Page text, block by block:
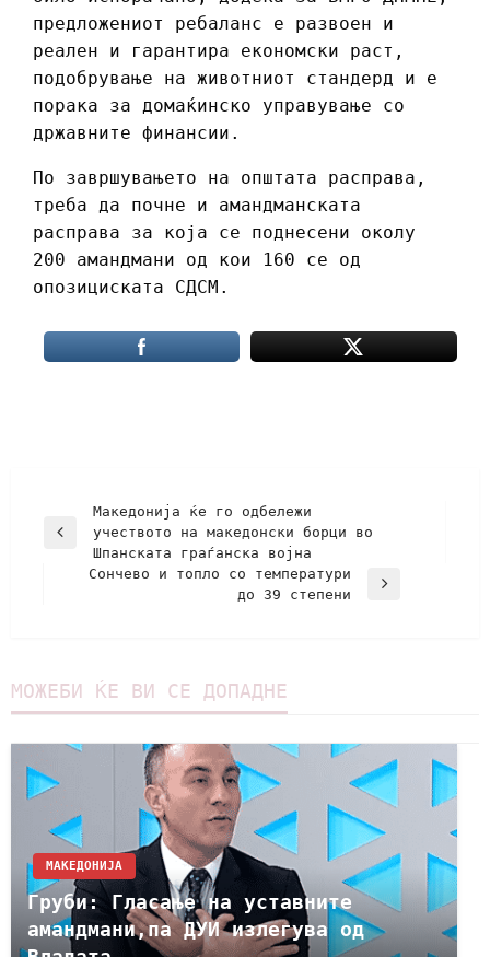
предложениот ребаланс е развоен и
реален и гарантира економски раст,
подобрување на животниот стандерд и е
порака за домаќинско управување со
државните финансии.
По завршувањето на општата расправа,
треба да почне и амандманската
расправа за која се поднесени околу
200 амандмани од кои 160 се од
опозициската СДСМ.
Македонија ќе го одбележи
учеството на македонски борци во
Шпанската граѓанска војна
Сончево и топло со температури
до 39 степени
МОЖЕБИ ЌЕ ВИ СЕ ДОПАДНЕ
МАКЕДОНИЈА
Груби: Гласање на уставните
амандмани,па ДУИ излегува од